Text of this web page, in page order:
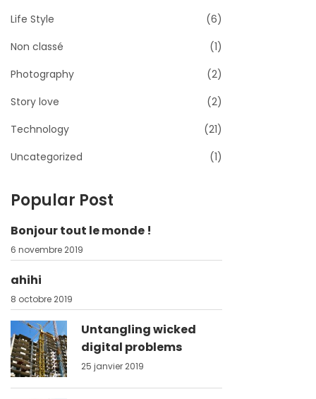
Life Style
(6)
Non classé
(1)
Photography
(2)
Story love
(2)
Technology
(21)
Uncategorized
(1)
Popular Post
Bonjour tout le monde !
6 novembre 2019
ahihi
8 octobre 2019
Untangling wicked
digital problems
25 janvier 2019